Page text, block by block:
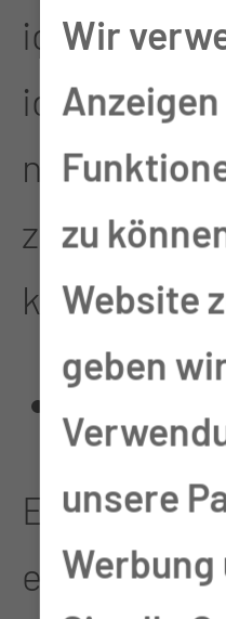
natürlichen
können.
Ein
eine
Wir
zu
Website
geben
unsere